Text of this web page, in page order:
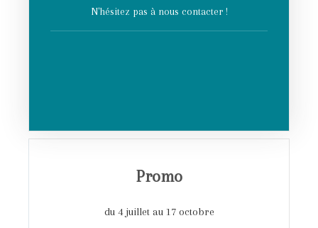
N'hésitez pas à nous contacter !
Promo
du 4 juillet au 17 octobre